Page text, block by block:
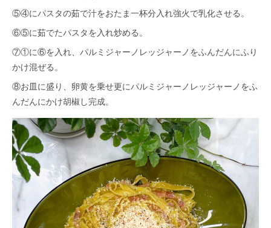
⑤④にパスタの茹で汁をおたま一杯分入れ強火で乳化させる。
⑥⑤に茹でたパスタを入れ炒める。
⑦①に⑥を入れ、パルミジャーノレッジャーノをふんだんにふり
かけ混ぜる。
⑧お皿に盛り、卵黄を乗せ更にパルミジャーノレッジャーノをふ
んだんにかけ胡椒し完成。